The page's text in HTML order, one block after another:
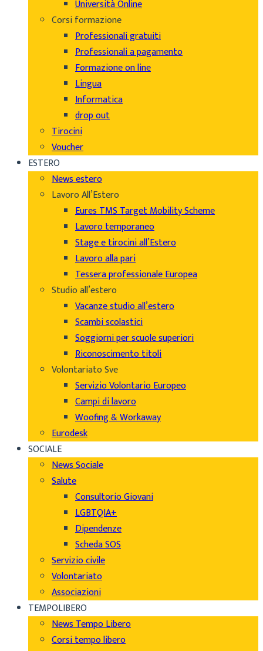
Università Online
Corsi formazione
Professionali gratuiti
Professionali a pagamento
Formazione on line
Lingua
Informatica
drop out
Tirocini
Voucher
ESTERO
News estero
Lavoro All’Estero
Eures TMS Target Mobility Scheme
Lavoro temporaneo
Stage e tirocini all’Estero
Lavoro alla pari
Tessera professionale Europea
Studio all’estero
Vacanze studio all’estero
Scambi scolastici
Soggiorni per scuole superiori
Riconoscimento titoli
Volontariato Sve
Servizio Volontario Europeo
Campi di lavoro
Woofing & Workaway
Eurodesk
SOCIALE
News Sociale
Salute
Consultorio Giovani
LGBTQIA+
Dipendenze
Scheda SOS
Servizio civile
Volontariato
Associazioni
TEMPOLIBERO
News Tempo Libero
Corsi tempo libero